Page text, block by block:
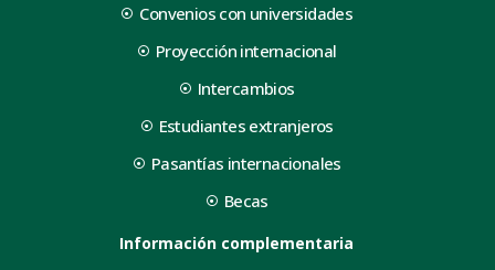
Convenios con universidades
Proyección internacional
Intercambios
Estudiantes extranjeros
Pasantías internacionales
Becas
Información complementaria